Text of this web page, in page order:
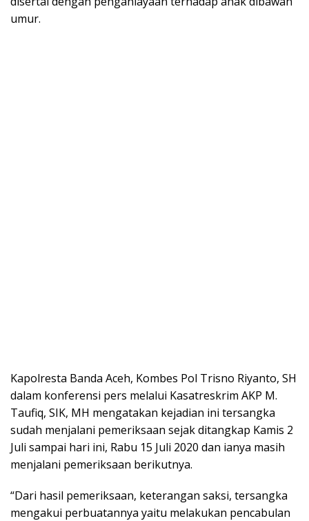
umur.
Kapolresta Banda Aceh, Kombes Pol Trisno Riyanto, SH
dalam konferensi pers melalui Kasatreskrim AKP M.
Taufiq, SIK, MH mengatakan kejadian ini tersangka
sudah menjalani pemeriksaan sejak ditangkap Kamis 2
Juli sampai hari ini, Rabu 15 Juli 2020 dan ianya masih
menjalani pemeriksaan berikutnya.
“Dari hasil pemeriksaan, keterangan saksi, tersangka
mengakui perbuatannya yaitu melakukan pencabulan